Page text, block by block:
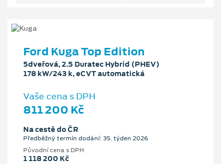
Ford Kuga Top Edition
5dveřová, 2.5 Duratec Hybrid (PHEV)
178 kW/243 k, eCVT automatická
Vaše cena s DPH
811 200 Kč
Na cestě do ČR
Předběžný termín dodání: 35. týden 2026
Původní cena s DPH
1 118 200 Kč